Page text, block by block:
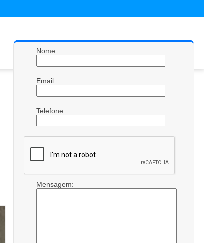
Nome:
Email:
Telefone:
Mensagem: